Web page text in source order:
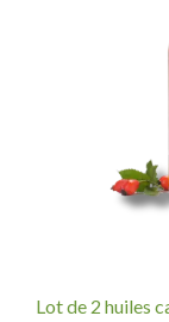
Lot de 2 huiles